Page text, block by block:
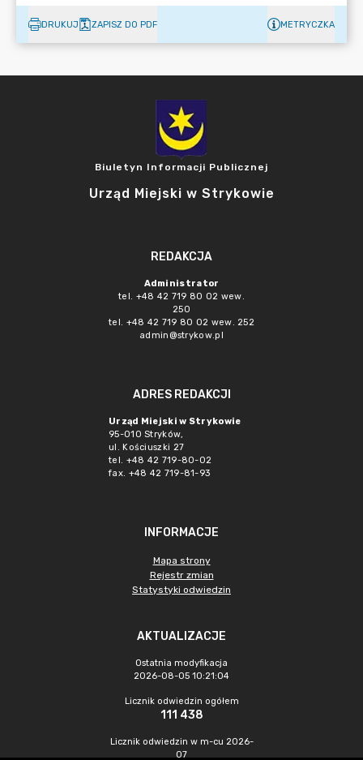
DRUKUJ ZAPISZ DO PDF METRYCZKA
Biuletyn Informacji Publicznej
Urząd Miejski w Strykowie
REDAKCJA
Administrator
tel. +48 42 719 80 02 wew.
250
tel. +48 42 719 80 02 wew. 252
admin@strykow.pl
ADRES REDAKCJI
Urząd Miejski w Strykowie
95-010 Stryków,
ul. Kościuszki 27
tel. +48 42 719-80-02
fax. +48 42 719-81-93
INFORMACJE
Mapa strony
Rejestr zmian
Statystyki odwiedzin
AKTUALIZACJE
Ostatnia modyfikacja
2026-08-05 10:21:04
Licznik odwiedzin ogółem
111 438
Licznik odwiedzin w m-cu 2026-
07